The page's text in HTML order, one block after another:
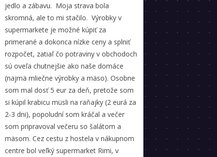
jedlo a zábavu. Moja strava bola
skromná, ale to mi stačilo. Výrobky v
supermarkete je možné kúpiť za
primerané a dokonca nízke ceny a splniť
rozpočet, zatiaľ čo potraviny v obchodoch
sú oveľa chutnejšie ako naše domáce
(najmä mliečne výrobky a mäso). Osobne
som mal dosť 5 eur za deň, pretože som
si kúpil krabicu müsli na raňajky (2 eurá za
2-3 dni), popoludní som kráčal a večer
som pripravoval večeru so šalátom a
mäsom. Cez cestu z hostela v nákupnom
centre bol veľký supermarket Rimi, v